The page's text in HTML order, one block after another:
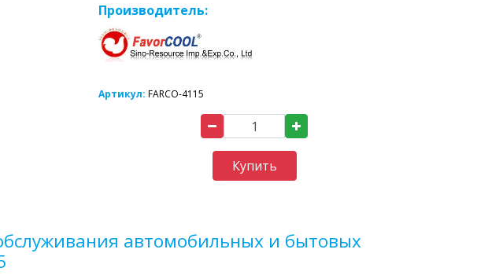
Производитель:
Артикул: FARCO-4115
Купить
автомобильных и бытовых